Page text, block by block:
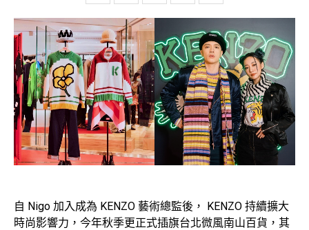
自 Nigo 加入成為 KENZO 藝術總監後， KENZO 持續擴大
時尚影響力，今年秋季更正式插旗台北微風南山百貨，其